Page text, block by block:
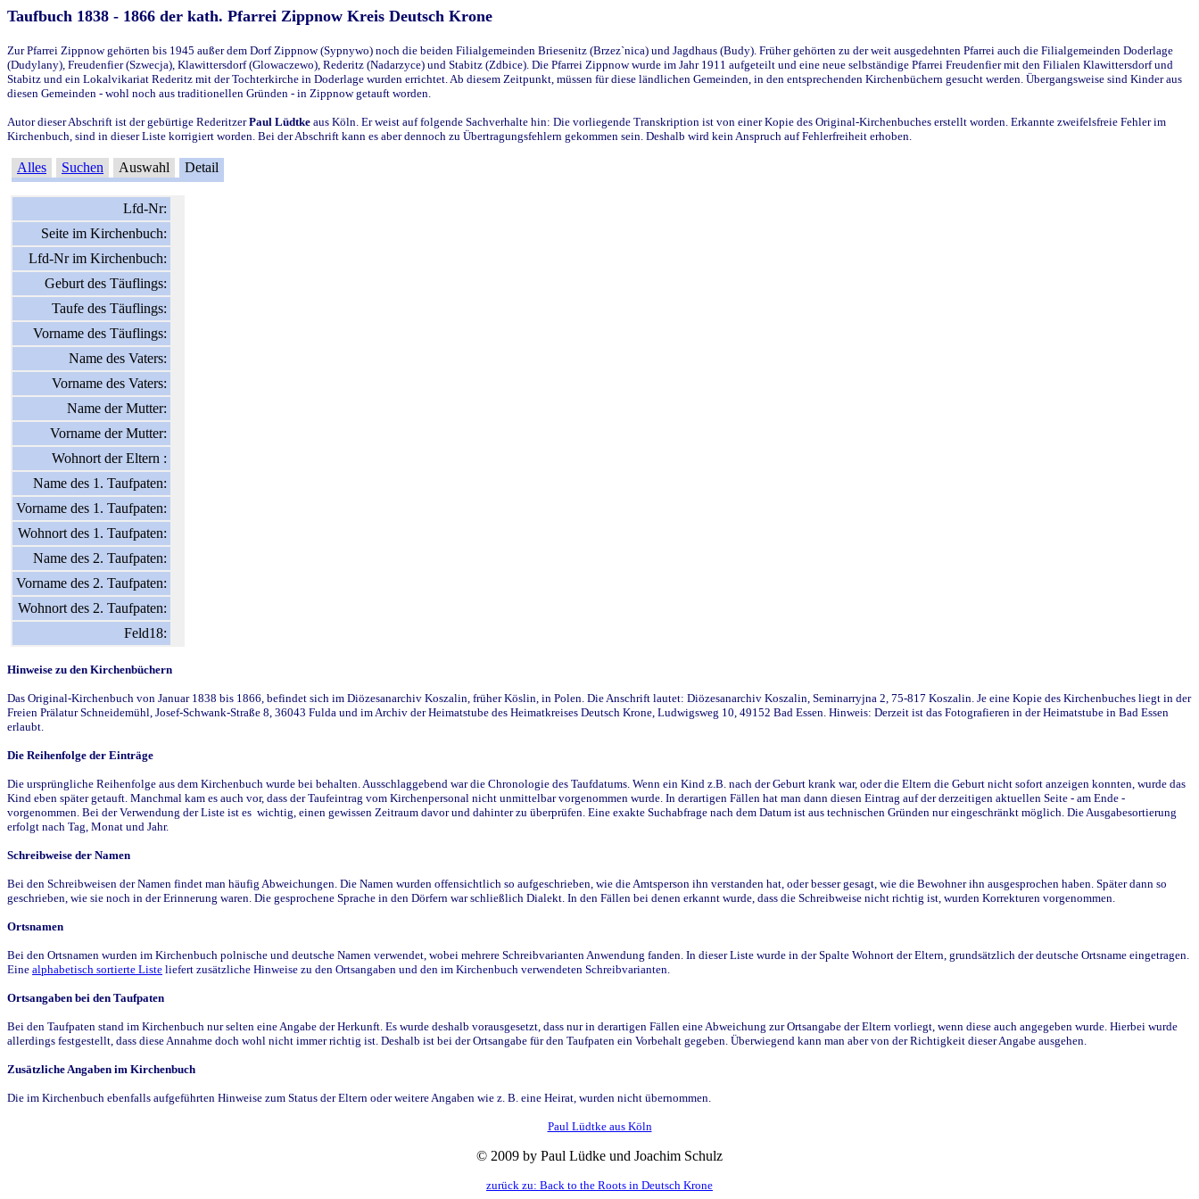
Taufbuch 1838 - 1866 der kath. Pfarrei Zippnow Kreis Deutsch Krone
Zur Pfarrei Zippnow gehörten bis 1945 außer dem Dorf Zippnow (Sypnywo) noch die beiden Filialgemeinden Briesenitz (Brzez`nica) und Jagdhaus (Budy). Früher gehörten zu der weit ausgedehnten Pfarrei auch die Filialgemeinden Doderlage
(Dudylany), Freudenfier (Szwecja), Klawittersdorf (Glowaczewo), Rederitz (Nadarzyce) und Stabitz (Zdbice). Die Pfarrei Zippnow wurde im Jahr 1911 aufgeteilt und eine neue selbständige Pfarrei Freudenfier mit den Filialen Klawittersdorf und
Stabitz und ein Lokalvikariat Rederitz mit der Tochterkirche in Doderlage wurden errichtet. Ab diesem Zeitpunkt, müssen für diese ländlichen Gemeinden, in den entsprechenden Kirchenbüchern gesucht werden. Übergangsweise sind Kinder aus
diesen Gemeinden - wohl noch aus traditionellen Gründen - in Zippnow getauft worden.
Autor dieser Abschrift ist der gebürtige RederitzerPaul Lüdtke aus Köln. Er weist auf folgende Sachverhalte hin: Die vorliegende Transkription ist von einer Kopie des Original-Kirchenbuches erstellt worden. Erkannte zweifelsfreie Fehler im
Kirchenbuch, sind in dieser Liste korrigiert worden. Bei der Abschrift kann es aber dennoch zu Übertragungsfehlern gekommen sein. Deshalb wird kein Anspruch auf Fehlerfreiheit erhoben.
Alles Suchen Auswahl Detail
Lfd-Nr:
Seite im Kirchenbuch:
Lfd-Nr im Kirchenbuch:
Geburt des Täuflings:
Taufe des Täuflings:
Vorname des Täuflings:
Name des Vaters:
Vorname des Vaters:
Name der Mutter:
Vorname der Mutter:
Wohnort der Eltern :
Name des 1. Taufpaten:
Vorname des 1. Taufpaten:
Wohnort des 1. Taufpaten:
Name des 2. Taufpaten:
Vorname des 2. Taufpaten:
Wohnort des 2. Taufpaten:
Feld18:
Hinweise zu den Kirchenbüchern
Das Original-Kirchenbuch von Januar 1838 bis 1866, befindet sich im Diözesanarchiv Koszalin, früher Köslin, in Polen. Die Anschrift lautet: Diözesanarchiv Koszalin, Seminarryjna 2, 75-817 Koszalin. Je eine Kopie des Kirchenbuches liegt in der
Freien Prälatur Schneidemühl, Josef-Schwank-Straße 8, 36043 Fulda und im Archiv der Heimatstube des Heimatkreises Deutsch Krone, Ludwigsweg 10, 49152 Bad Essen. Hinweis: Derzeit ist das Fotografieren in der Heimatstube in Bad Essen
erlaubt.
Die Reihenfolge der Einträge
Die ursprüngliche Reihenfolge aus dem Kirchenbuch wurde bei behalten. Ausschlaggebend war die Chronologie des Taufdatums. Wenn ein Kind z.B. nach der Geburt krank war, oder die Eltern die Geburt nicht sofort anzeigen konnten, wurde das
Kind eben später getauft. Manchmal kam es auch vor, dass der Taufeintrag vom Kirchenpersonal nicht unmittelbar vorgenommen wurde. In derartigen Fällen hat man dann diesen Eintrag auf der derzeitigen aktuellen Seite - am Ende -
vorgenommen. Bei der Verwendung der Liste ist es wichtig, einen gewissen Zeitraum davor und dahinter zu überprüfen. Eine exakte Suchabfrage nach dem Datum ist aus technischen Gründen nur eingeschränkt möglich. Die Ausgabesortierung
erfolgt nach Tag, Monat und Jahr.
Schreibweise der Namen
Bei den Schreibweisen der Namen findet man häufig Abweichungen. Die Namen wurden offensichtlich so aufgeschrieben, wie die Amtsperson ihn verstanden hat, oder besser gesagt, wie die Bewohner ihn ausgesprochen haben. Später dann so
geschrieben, wie sie noch in der Erinnerung waren. Die gesprochene Sprache in den Dörfern war schließlich Dialekt. In den Fällen bei denen erkannt wurde, dass die Schreibweise nicht richtig ist, wurden Korrekturen vorgenommen.
Ortsnamen
Bei den Ortsnamen wurden im Kirchenbuch polnische und deutsche Namen verwendet, wobei mehrere Schreibvarianten Anwendung fanden. In dieser Liste wurde in der Spalte Wohnort der Eltern, grundsätzlich der deutsche Ortsname eingetragen.
Eine alphabetisch sortierte Liste liefert zusätzliche Hinweise zu den Ortsangaben und den im Kirchenbuch verwendeten Schreibvarianten.
Ortsangaben bei den Taufpaten
Bei den Taufpaten stand im Kirchenbuch nur selten eine Angabe der Herkunft. Es wurde deshalb vorausgesetzt, dass nur in derartigen Fällen eine Abweichung zur Ortsangabe der Eltern vorliegt, wenn diese auch angegeben wurde. Hierbei wurde
allerdings festgestellt, dass diese Annahme doch wohl nicht immer richtig ist. Deshalb ist bei der Ortsangabe für den Taufpaten ein Vorbehalt gegeben. Überwiegend kann man aber von der Richtigkeit dieser Angabe ausgehen.
Zusätzliche Angaben im Kirchenbuch
Die im Kirchenbuch ebenfalls aufgeführten Hinweise zum Status der Eltern oder weitere Angaben wie z. B. eine Heirat, wurden nicht übernommen.
Paul Lüdtke aus Köln
© 2009 by Paul Lüdke und Joachim Schulz
zurück zu: Back to the Roots in Deutsch Krone